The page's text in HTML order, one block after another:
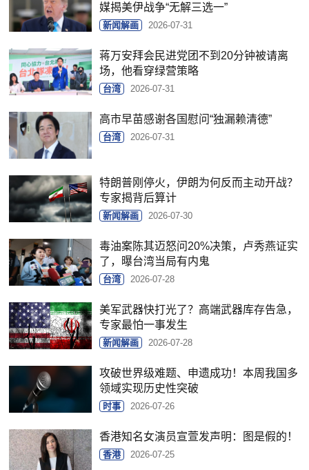
媒揭美伊战争“无解三选一”
新闻解画 2026-07-31
蒋万安拜会民进党团不到20分钟被请离
场，他看穿绿营策略
台湾 2026-07-31
高市早苗感谢各国慰问“独漏赖清德”
台湾 2026-07-31
特朗普刚停火，伊朗为何反而主动开战？
专家揭背后算计
新闻解画 2026-07-30
毒油案陈其迈怒问20%决策，卢秀燕证实
了，曝台湾当局有内鬼
台湾 2026-07-28
美军武器快打光了？高端武器库存告急，
专家最怕一事发生
新闻解画 2026-07-28
攻破世界级难题、申遗成功！本周我国多
领域实现历史性突破
时事 2026-07-26
香港知名女演员宣萱发声明：图是假的！
香港 2026-07-25